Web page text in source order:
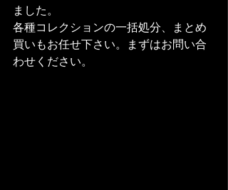
ました。
各種コレクションの一括処分、まとめ
買いもお任せ下さい。まずはお問い合
わせください。